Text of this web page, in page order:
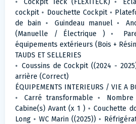
◦ Cockpit Teck (FLEXITECK) ◦
cockpit ◦ Douchette Cockpit ◦
de bain ◦ Guindeau manuel ◦
(Manuelle / Électrique ) ◦
équipements extérieurs (Bois +
TAUDS ET SELLERIES
◦ Coussins de Cockpit ((2024 -
arrière (Correct)
ÉQUIPEMENTS INTERIEURS / VIE A
◦ Carré transformable ◦
Cabine(s) Avant (x 1 ) ◦ Couchette
Long ◦ WC Marin ((2025)) ◦